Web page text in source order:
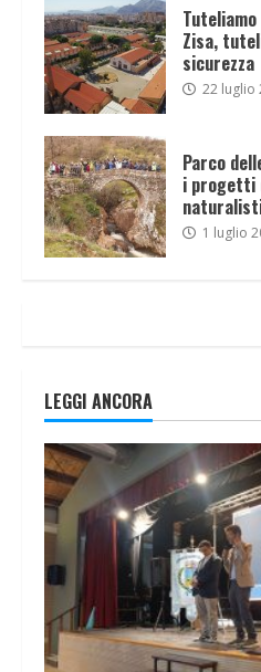
Zisa,
sicurezza
22 luglio
Parco
i progetti
1 luglio
LEGGI ANCORA